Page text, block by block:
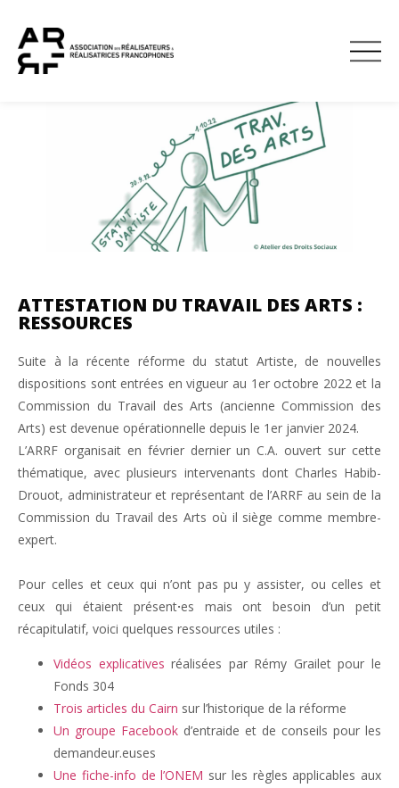
ATTESTATION DU TRAVAIL DES ARTS :
RESSOURCES
Suite à la récente réforme du statut Artiste, de nouvelles
dispositions sont entrées en vigueur au 1er octobre 2022 et la
Commission du Travail des Arts (ancienne Commission des
Arts) est devenue opérationnelle depuis le 1er janvier 2024.
L’ARRF organisait en février dernier un C.A. ouvert sur cette
thématique, avec plusieurs intervenants dont Charles Habib-
Drouot, administrateur et représentant de l’ARRF au sein de la
Commission du Travail des Arts où il siège comme membre-
expert.
Pour celles et ceux qui n’ont pas pu y assister, ou celles et
ceux qui étaient présent·es mais ont besoin d’un petit
récapitulatif, voici quelques ressources utiles :
Vidéos explicatives réalisées par Rémy Grailet pour le
Fonds 304
Trois articles du Cairn sur l’historique de la réforme
Un groupe Facebook d’entraide et de conseils pour les
demandeur.euses
Une fiche-info de l’ONEM sur les règles applicables aux